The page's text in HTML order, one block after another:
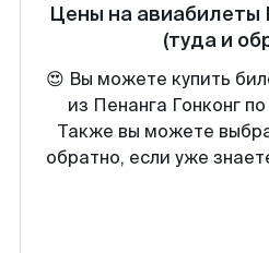
Цены на авиабилеты
(туда и
😍 Вы можете купить
из Пенанга Гонконг
Также вы можете
обратно, если уже